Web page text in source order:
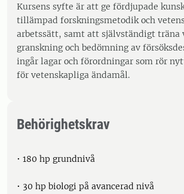
Kursens syfte är att ge fördjupade
tillämpad forskningsmetodik och
arbetssätt, samt att självständigt träna
granskning och bedömning av
ingår lagar och förordningar som rör
för vetenskapliga ändamål.
Behörighetskrav
• 180 hp grundnivå
• 30 hp biologi på avancerad nivå